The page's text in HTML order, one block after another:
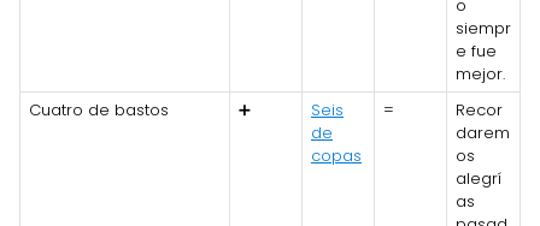
o
siempr
e fue
mejor.
Cuatro de bastos
➕
Seis
de
copas
=
Recor
darem
os
alegrí
as